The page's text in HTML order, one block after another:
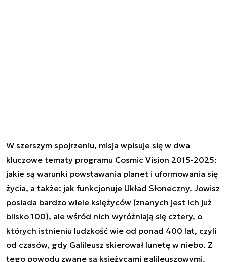
W szerszym spojrzeniu, misja wpisuje się w dwa
kluczowe tematy programu Cosmic Vision 2015-2025:
jakie są warunki powstawania planet i uformowania się
życia, a także: jak funkcjonuje Układ Słoneczny. Jowisz
posiada bardzo wiele księżyców (znanych jest ich już
blisko 100), ale wśród nich wyróżniają się cztery, o
których istnieniu ludzkość wie od ponad 400 lat, czyli
od czasów, gdy Galileusz skierował lunetę w niebo. Z
tego powodu zwane są księżycami galileuszowymi.